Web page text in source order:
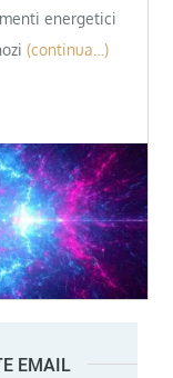
energetici
(continua…)
EMAIL